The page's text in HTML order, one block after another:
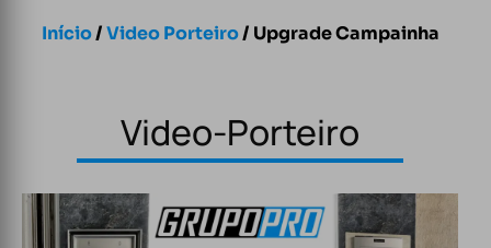
Início/Video Porteiro/ Upgrade Campainha
Video-Porteiro